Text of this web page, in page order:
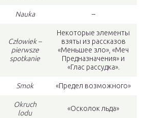
Nauka –
Człowiek –
pierwsze
spotkanie
Некоторые элементы
взяты из рассказов
«Меньшее зло», «Меч
Предназначения» и
«Глас рассудка».
Smok «Предел возможного»
Okruch
lodu
«Осколок льда»